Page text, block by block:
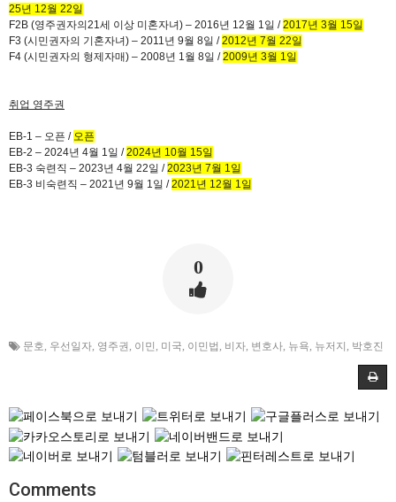
25년 12월 22일
F2B (영주권자의 21세 이상 미혼자녀) – 2016년 12월 1일 /2017년 3월 15일
F3 (시민권자의 기혼자녀) – 2011년 9월 8일 /2012년 7월 22일
F4 (시민권자의 형제자매) – 2008년 1월 8일 /2009년 3월 1일
취업 영주권
EB-1 – 오픈 / 오픈
EB-2 – 2024년 4월 1일 /2024년 10월 15일
EB-3 숙련직 – 2023년 4월 22일 /2023년 7월 1일
EB-3 비숙련직 – 2021년 9월 1일 /2021년 12월 1일
0
문호, 우선일자, 영주권 , 이민 , 미국, 이민법 , 비자, 변호사, 뉴욕, 뉴저지 , 박호진
Comments